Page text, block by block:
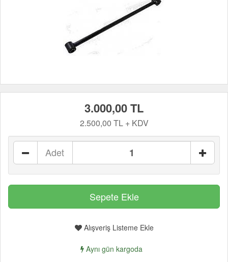
3.000,00 TL
2.500,00 TL + KDV
Adet
Alışveriş Listeme Ekle
Aynı gün kargoda